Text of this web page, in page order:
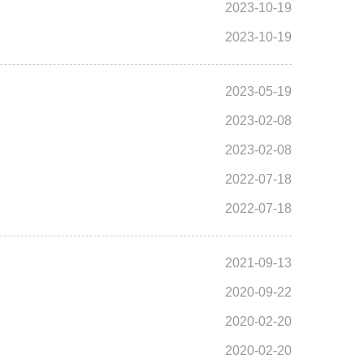
2023-10-19
2023-10-19
2023-05-19
2023-02-08
2023-02-08
2022-07-18
2022-07-18
2021-09-13
2020-09-22
2020-02-20
2020-02-20